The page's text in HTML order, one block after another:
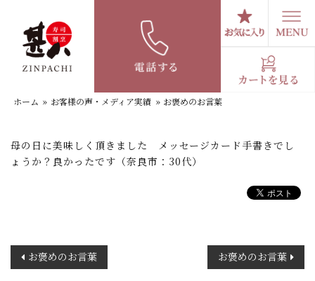
お褒めのお言葉
ホーム » お客様の声・メディア実績 » お褒めのお言葉
母の日に美味しく頂きました メッセージカード手書きでし
ょうか？良かったです（奈良市：30代）
稿
お褒めのお言葉 お褒めのお言葉